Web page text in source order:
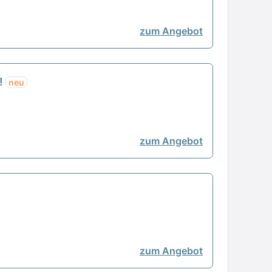
zum Angebot
neu
zum Angebot
zum Angebot